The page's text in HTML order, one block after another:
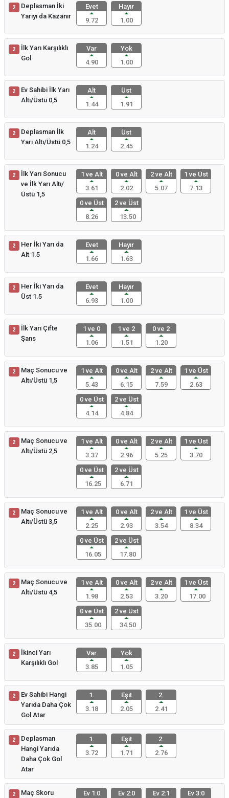
2
Deplasman İki
Yarıyı da Kazanır
Evet
9.72
Hayır
1.00
2
İlk Yarı Karşılıklı
Gol
Var
4.90
Yok
1.00
2
Ev Sahibi İlk Yarı
Altı/Üstü 0,5
Alt
1.44
Üst
1.91
2
Deplasman İlk
Yarı Altı/Üstü 0,5
Alt
1.24
Üst
2.45
2
İlk Yarı Sonucu
ve İlk Yarı Altı/
Üstü 1,5
1 ve Alt
3.61
0 ve Alt
2.02
2 ve Alt
5.07
1 ve Üst
7.13
0 ve Üst
8.26
2 ve Üst
13.50
2
Her İki Yarı da
Alt 1.5
Evet
1.66
Hayır
1.63
2
Her İki Yarı da
Üst 1.5
Evet
6.93
Hayır
1.00
2
İlk Yarı Çifte
Şans
1 ve 0
1.06
1 ve 2
1.51
0 ve 2
1.20
2
Maç Sonucu ve
Altı/Üstü 1,5
1 ve Alt
5.43
0 ve Alt
6.15
2 ve Alt
7.59
1 ve Üst
2.63
0 ve Üst
4.14
2 ve Üst
4.84
2
Maç Sonucu ve
Altı/Üstü 2,5
1 ve Alt
3.37
0 ve Alt
2.96
2 ve Alt
5.25
1 ve Üst
3.70
0 ve Üst
16.25
2 ve Üst
6.71
2
Maç Sonucu ve
Altı/Üstü 3,5
1 ve Alt
2.25
0 ve Alt
2.93
2 ve Alt
3.54
1 ve Üst
8.34
0 ve Üst
16.05
2 ve Üst
17.80
2
Maç Sonucu ve
Altı/Üstü 4,5
1 ve Alt
1.98
0 ve Alt
2.53
2 ve Alt
3.20
1 ve Üst
17.00
0 ve Üst
35.00
2 ve Üst
34.50
2
İkinci Yarı
Karşılıklı Gol
Var
3.85
Yok
1.05
2
Ev Sahibi Hangi
Yarıda Daha Çok
Gol Atar
1.
3.18
Eşit
2.05
2.
2.41
2
Deplasman
Hangi Yarıda
Daha Çok Gol
Atar
1.
3.72
Eşit
1.71
2.
2.76
2 Maç Skoru
Ev 1:0
Ev 2:0
Ev 2:1
Ev 3:0